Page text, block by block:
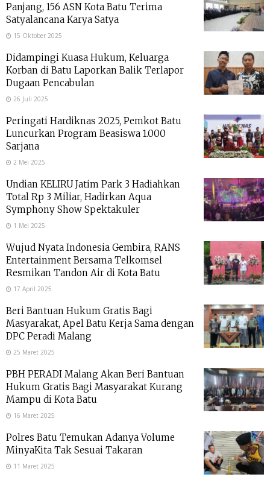
Panjang, 156 ASN Kota Batu Terima
Satyalancana Karya Satya
15 Oktober 2025
Didampingi Kuasa Hukum, Keluarga
Korban di Batu Laporkan Balik Terlapor
Dugaan Pencabulan
26 Juli 2025
Peringati Hardiknas 2025, Pemkot Batu
Luncurkan Program Beasiswa 1.000
Sarjana
2 Mei 2025
Undian KELIRU Jatim Park 3 Hadiahkan
Total Rp 3 Miliar, Hadirkan Aqua
Symphony Show Spektakuler
1 Mei 2025
Wujud Nyata Indonesia Gembira, RANS
Entertainment Bersama Telkomsel
Resmikan Tandon Air di Kota Batu
17 April 2025
Beri Bantuan Hukum Gratis Bagi
Masyarakat, Apel Batu Kerja Sama dengan
DPC Peradi Malang
25 Maret 2025
PBH PERADI Malang Akan Beri Bantuan
Hukum Gratis Bagi Masyarakat Kurang
Mampu di Kota Batu
16 Maret 2025
Polres Batu Temukan Adanya Volume
MinyaKita Tak Sesuai Takaran
11 Maret 2025